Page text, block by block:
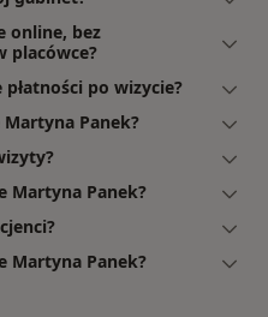
online, bez
placówce?
po wizycie?
Panek?
Martyna Panek?
Martyna Panek?